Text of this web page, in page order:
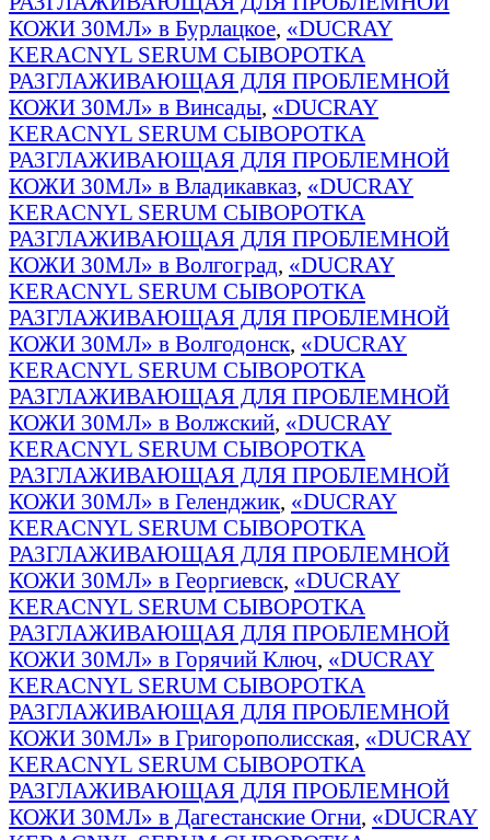
КОЖИ 30МЛ» в Бурлацкое, «DUCRAY
KERACNYL SERUM СЫВОРОТКА
РАЗГЛАЖИВАЮЩАЯ ДЛЯ ПРОБЛЕМНОЙ
КОЖИ 30МЛ» в Винсады, «DUCRAY
KERACNYL SERUM СЫВОРОТКА
РАЗГЛАЖИВАЮЩАЯ ДЛЯ ПРОБЛЕМНОЙ
КОЖИ 30МЛ» в Владикавказ, «DUCRAY
KERACNYL SERUM СЫВОРОТКА
РАЗГЛАЖИВАЮЩАЯ ДЛЯ ПРОБЛЕМНОЙ
КОЖИ 30МЛ» в Волгоград, «DUCRAY
KERACNYL SERUM СЫВОРОТКА
РАЗГЛАЖИВАЮЩАЯ ДЛЯ ПРОБЛЕМНОЙ
КОЖИ 30МЛ» в Волгодонск, «DUCRAY
KERACNYL SERUM СЫВОРОТКА
РАЗГЛАЖИВАЮЩАЯ ДЛЯ ПРОБЛЕМНОЙ
КОЖИ 30МЛ» в Волжский, «DUCRAY
KERACNYL SERUM СЫВОРОТКА
РАЗГЛАЖИВАЮЩАЯ ДЛЯ ПРОБЛЕМНОЙ
КОЖИ 30МЛ» в Геленджик, «DUCRAY
KERACNYL SERUM СЫВОРОТКА
РАЗГЛАЖИВАЮЩАЯ ДЛЯ ПРОБЛЕМНОЙ
КОЖИ 30МЛ» в Георгиевск, «DUCRAY
KERACNYL SERUM СЫВОРОТКА
РАЗГЛАЖИВАЮЩАЯ ДЛЯ ПРОБЛЕМНОЙ
КОЖИ 30МЛ» в Горячий Ключ, «DUCRAY
KERACNYL SERUM СЫВОРОТКА
РАЗГЛАЖИВАЮЩАЯ ДЛЯ ПРОБЛЕМНОЙ
КОЖИ 30МЛ» в Григорополисская, «DUCRAY
KERACNYL SERUM СЫВОРОТКА
РАЗГЛАЖИВАЮЩАЯ ДЛЯ ПРОБЛЕМНОЙ
КОЖИ 30МЛ» в Дагестанские Огни, «DUCRAY